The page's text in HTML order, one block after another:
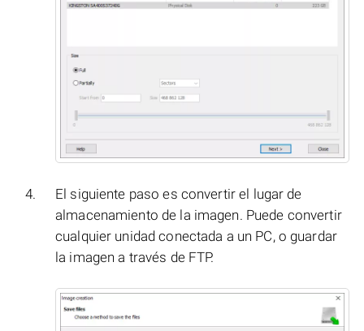
El siguiente paso es convertir el lugar de
almacenamiento de la imagen. Puede convertir
cualquier unidad conectada a un PC, o guardar
la imagen a través de FTP.